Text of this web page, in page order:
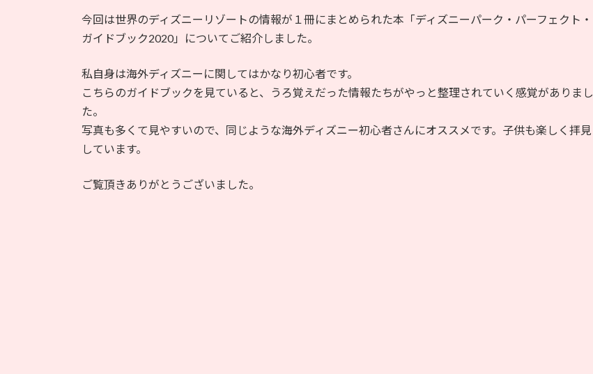
今回は世界のディズニーリゾートの情報が１冊にまとめられた本「ディズニーパーク・パーフェクト・
ガイドブック2020」についてご紹介しました。
私自身は海外ディズニーに関してはかなり初心者です。
こちらのガイドブックを見ていると、うろ覚えだった情報たちがやっと整理されていく感覚がありまし
た。
写真も多くて見やすいので、同じような海外ディズニー初心者さんにオススメです。子供も楽しく拝見
しています。
ご覧頂きありがとうございました。